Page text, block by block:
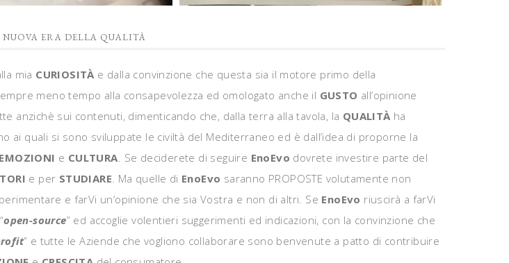
NUOVA ERA DELLA QUALITÀ
mia CURIOSITÀ e dalla convinzione che questa sia il motore primo della
meno tempo alla consapevolezza ed omologato anche il GUSTO all’opinione
anzichè sui contenuti, dimenticando che, dalla terra alla tavola, la QUALITÀ ha
ai quali si sono sviluppate le civiltà del Mediterraneo ed è dall’idea di proporne la
EMOZIONI e CULTURA . Se deciderete di seguire EnoEvo dovrete investire parte del
e per STUDIARE . Ma quelle di EnoEvo saranno PROPOSTE volutamente non
e farVi un’opinione che sia Vostra e non di altri. Se EnoEvo riuscirà a farVi
open-source” ed accoglie volentieri suggerimenti ed indicazioni, con la convinzione che
” e tutte le Aziende che vogliono collaborare sono benvenute a patto di contribuire